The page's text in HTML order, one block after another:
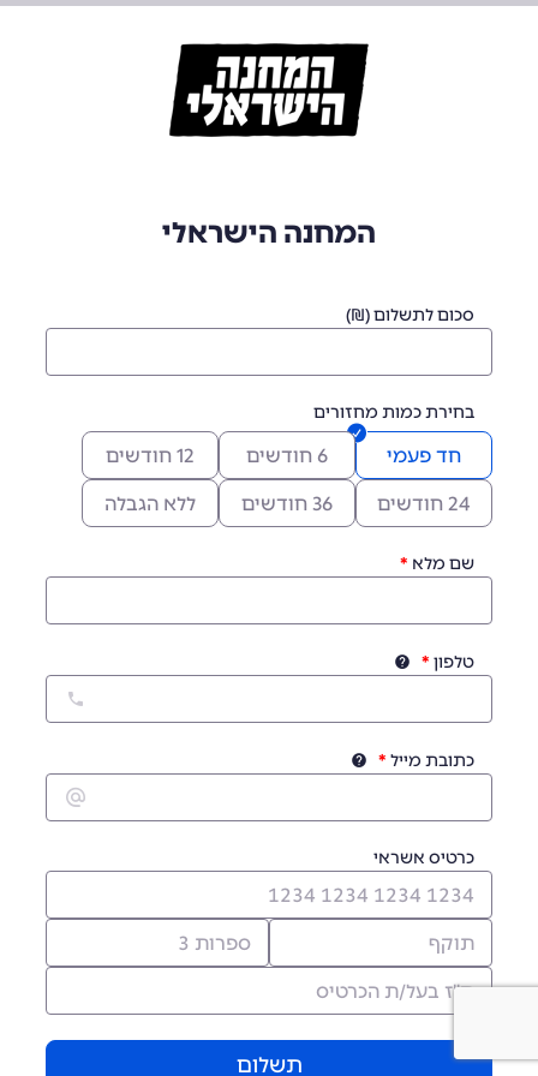
המחנה הישראלי
סכום לתשלום (₪)
בחירת כמות מחזורים
חד פעמי 6 חודשים 12 חודשים
24 חודשים 36 חודשים ללא הגבלה
שם מלא
טלפון
כתובת מייל
כרטיס אשראי
תשלום